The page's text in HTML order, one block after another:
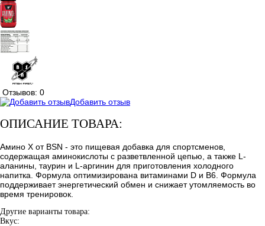
Отзывов: 0
Добавить отзыв
ОПИСАНИЕ ТОВАРА:
Амино Х от BSN - это пищевая добавка для спортсменов,
содержащая аминокислоты с разветвленной цепью, а также L-
аланины, таурин и L-аргинин для приготовления холодного
напитка. Формула оптимизирована витаминами D и B6. Формула
поддерживает энергетический обмен и снижает утомляемость во
время тренировок.
Другие варианты товара:
Вкус: